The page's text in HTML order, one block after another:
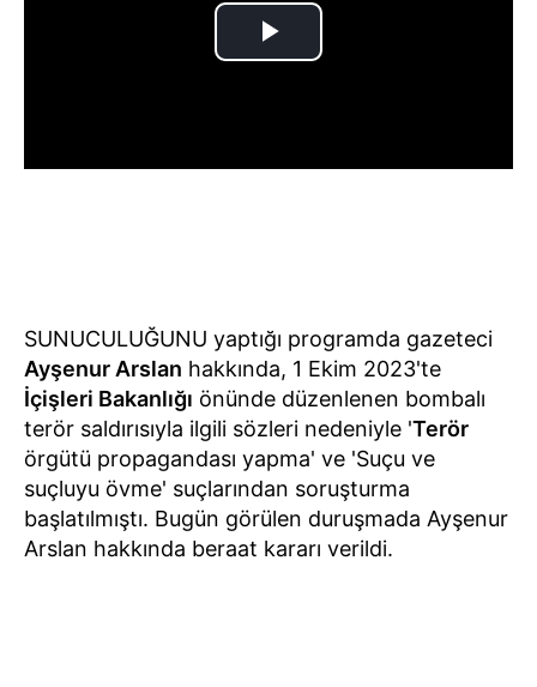
SUNUCULUĞUNU yaptığı programda gazeteci
Ayşenur Arslan hakkında, 1 Ekim 2023'te
İçişleri Bakanlığı önünde düzenlenen bombalı
terör saldırısıyla ilgili sözleri nedeniyle 'Terör
örgütü propagandası yapma' ve 'Suçu ve
suçluyu övme' suçlarından soruşturma
başlatılmıştı. Bugün görülen duruşmada Ayşenur
Arslan hakkında beraat kararı verildi.